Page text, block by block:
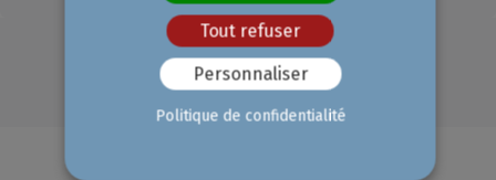
Voir toutes les actualités
Tout refuser
Personnaliser
Politique de confidentialité